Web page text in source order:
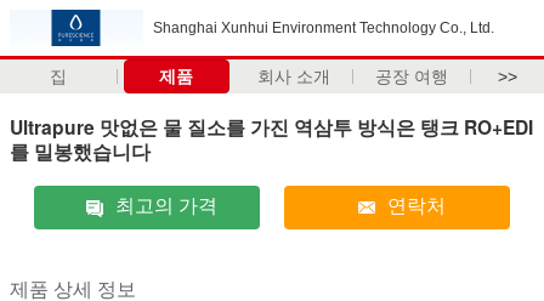
Shanghai Xunhui Environment Technology Co., Ltd.
집 제품 회사 소개 공장 여행 >>
Ultrapure 맛없은 물 질소를 가진 역삼투 방식은 탱크 RO+EDI
를 밀봉했습니다
최고의 가격 연락처
제품 상세 정보